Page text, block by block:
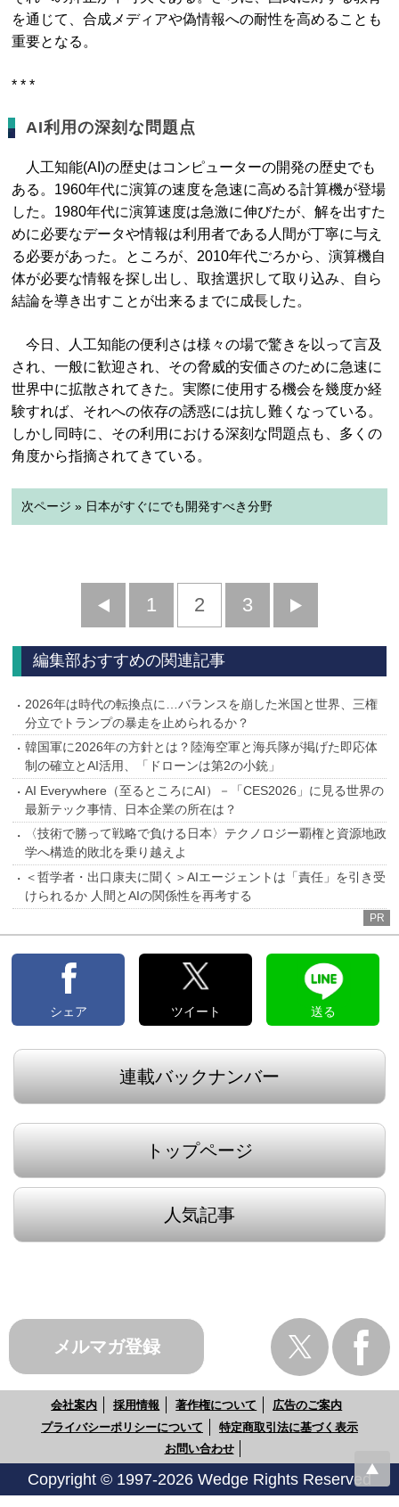
を通じて、合成メディアや偽情報への耐性を高めることも
重要となる。
* * *
AI利用の深刻な問題点
人工知能(AI)の歴史はコンピューターの開発の歴史でも
ある。1960年代に演算の速度を急速に高める計算機が登場
した。1980年代に演算速度は急激に伸びたが、解を出すた
めに必要なデータや情報は利用者である人間が丁寧に与え
る必要があった。ところが、2010年代ごろから、演算機自
体が必要な情報を探し出し、取捨選択して取り込み、自ら
結論を導き出すことが出来るまでに成長した。
今日、人工知能の便利さは様々の場で驚きを以って言及
され、一般に歓迎され、その脅威的安価さのために急速に
世界中に拡散されてきた。実際に使用する機会を幾度か経
験すれば、それへの依存の誘惑には抗し難くなっている。
しかし同時に、その利用における深刻な問題点も、多くの
角度から指摘されてきている。
次ページ » 日本がすぐにでも開発すべき分野
前
へ
1 2 3
へ
編集部おすすめの関連記事
2026年は時代の転換点に…バランスを崩した米国と世界、三権
分立でトランプの暴走を止められるか？
韓国軍に2026年の方針とは？陸海空軍と海兵隊が掲げた即応体
制の確立とAI活用、「ドローンは第2の小銃」
AI Everywhere（至るところにAI）－「CES2026」に見る世界の
最新テック事情、日本企業の所在は？
〈技術で勝って戦略で負ける日本〉テクノロジー覇権と資源地政
学へ構造的敗北を乗り越えよ
＜哲学者・出口康夫に聞く＞AIエージェントは「責任」を引き受
けられるか 人間とAIの関係性を再考する
PR
シェア ツイート 送る
連載バックナンバー
トップページ
人気記事
メルマガ登録
会社案内 採用情報 著作権について
広告のご案内
プライバシーポリシーについて
特定商取引法に基づく表示
お問い合わせ
Copyright © 1997-2026 Wedge Rights Reserved